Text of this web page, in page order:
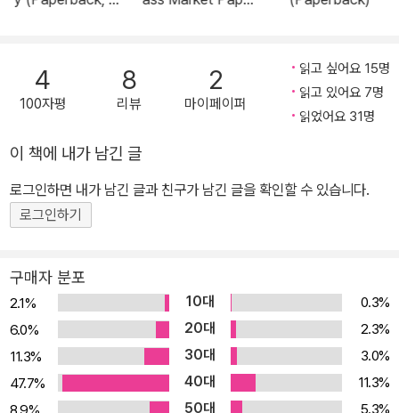
4
100자평
8
리뷰
2
마이페이퍼
읽고 싶어요 15명
읽고 있어요 7명
읽었어요 31명
이 책에 내가 남긴 글
로그인하면 내가 남긴 글과 친구가 남긴 글을 확인할 수 있습니다.
로그인하기
구매자 분포
2.1% 10대
0.3%
6.0%
20대
2.3%
11.3%
30대
3.0%
47.7%
40대
11.3%
50대
5.3%